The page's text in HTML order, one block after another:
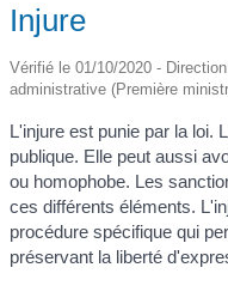
Injure
Vérifié le 01/10/2020 -
administrative (Première
L'injure est punie par la loi.
publique. Elle peut aussi
ou homophobe. Les
ces différents éléments.
procédure spécifique qui
préservant la liberté